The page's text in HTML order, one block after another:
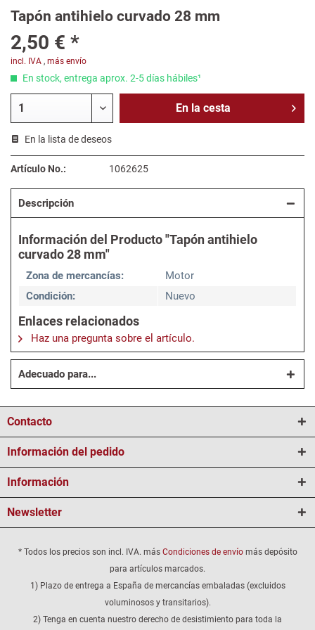
Tapón antihielo curvado 28 mm
2,50 € *
incl. IVA , más envío
En stock, entrega aprox. 2-5 días hábiles¹
En la cesta
En la lista de deseos
Artículo No.: 1062625
Descripción
Información del Producto "Tapón antihielo
curvado 28 mm"
Zona de mercancías:
Motor
Condición:
Nuevo
Enlaces relacionados
Haz una pregunta sobre el artículo.
Adecuado para...
Contacto
Información del pedido
Información
Newsletter
* Todos los precios son incl. IVA. más Condiciones de envíomás depósito
para artículos marcados.
1) Plazo de entrega a España de mercancías embaladas (excluidos
voluminosos y transitarios).
2) Tenga en cuenta nuestro derecho de desistimiento para toda la